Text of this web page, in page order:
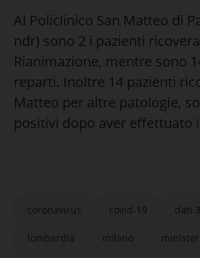
Al Policlinico San Matteo di
ndr) sono 2 i pazienti
Rianimazione, mentre sono
reparti. Inoltre 14 pazienti
Matteo per altre patologie,
positivi dopo aver effettuato
coronavirus covid-19 dati
lombardia milano